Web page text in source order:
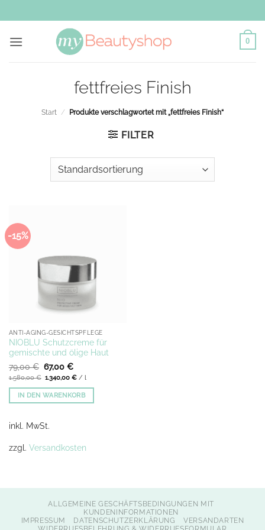
Inhalt
springen
0
fettfreies Finish
Start / Produkte verschlagwortet mit „fettfreies Finish“
FILTER
-15%
ANTI-AGING-GESICHTSPFLEGE
NIOBLU Schutzcreme für
gemischte und ölige Haut
79,00€ Ursprünglicher
Preis
war:
79,00 €
67,00 €Aktueller
Preis
ist:
67,00 €.
1.580,00€ 1.340,00€ /l
IN DEN WARENKORB
inkl. MwSt.
zzgl. Versandkosten
ALLGEMEINE GESCHÄFTSBEDINGUNGEN MIT
KUNDENINFORMATIONEN
IMPRESSUM
DATENSCHUTZERKLÄRUNG
VERSANDARTEN